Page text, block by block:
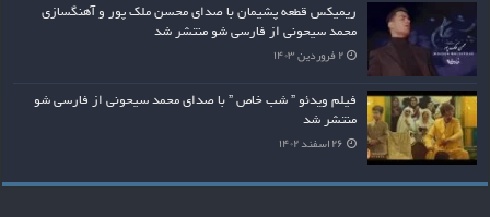
ریمیکس قطعه پشیمان با صدای محسن ملک پور و آهنگسازی
محمد سیحونی از فارسی شو منتشر شد
۲ فروردین ۱۴۰۳
فیلم ویدئو ” شب خاص ” با صدای محمد سیحونی از فارسی شو
منتشر شد
۲۶ اسفند ۱۴۰۲